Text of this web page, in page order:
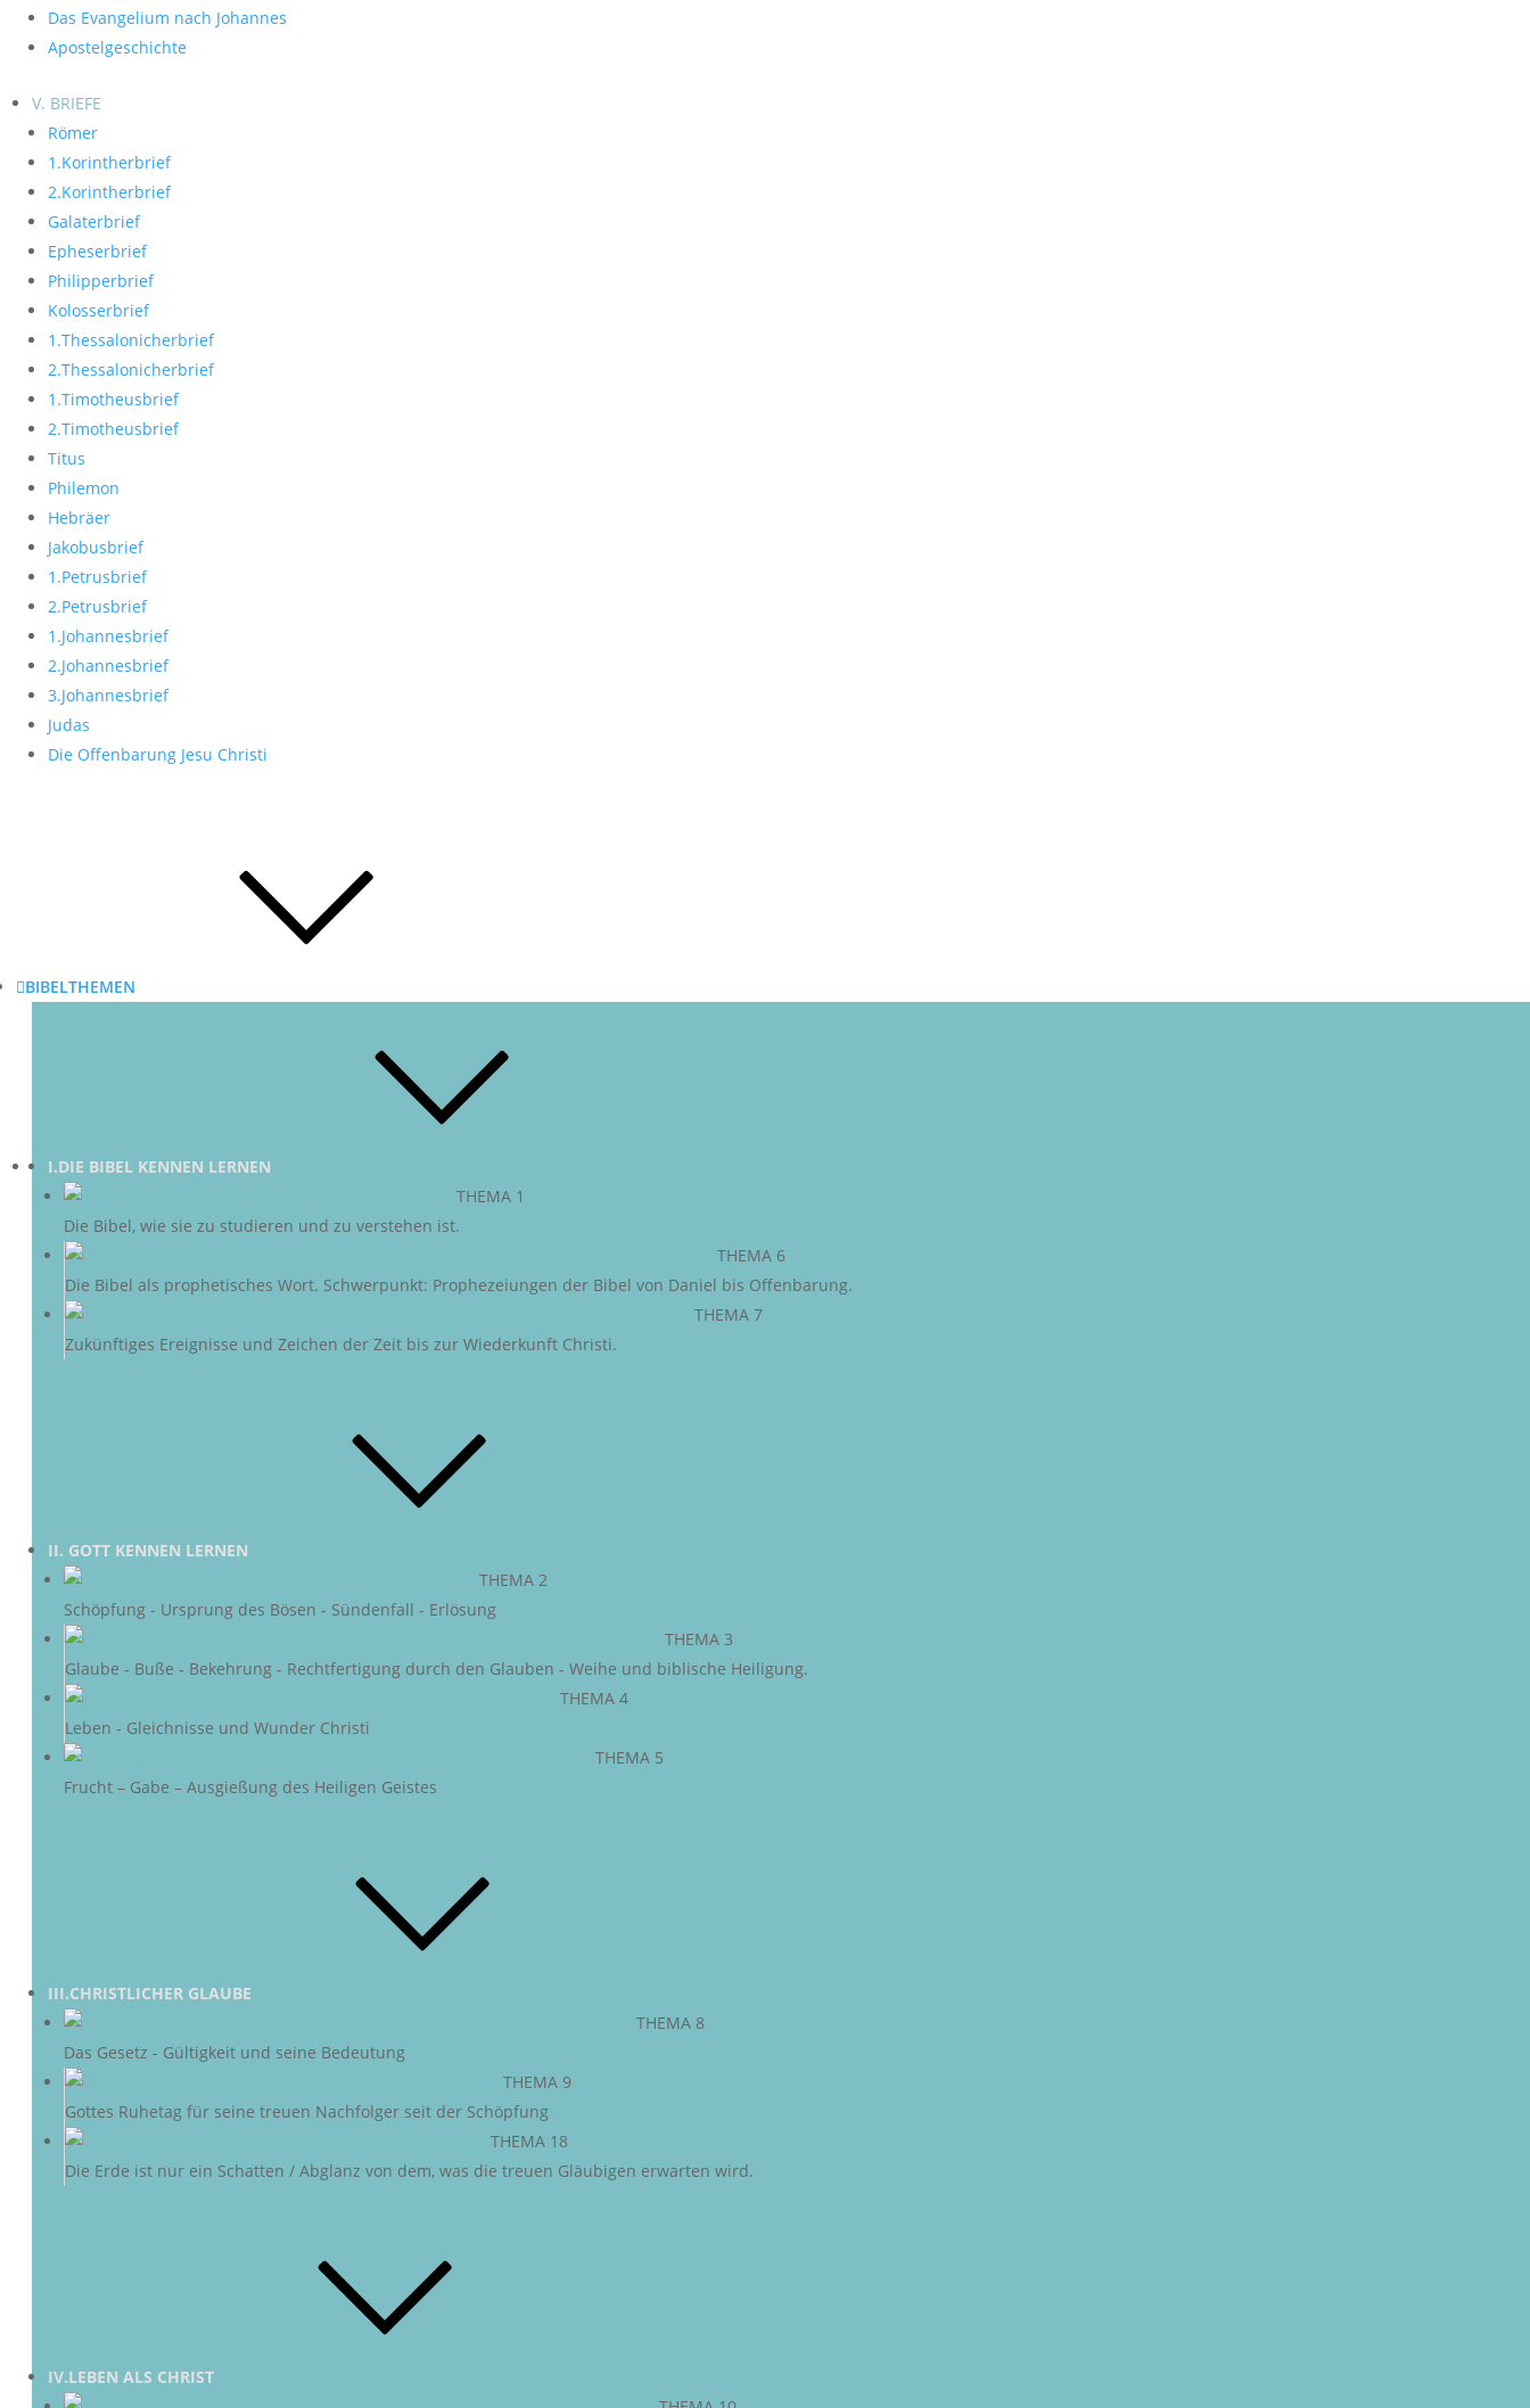
Das Evangelium nach Johannes
Apostelgeschichte
V. BRIEFE
Römer
1.Korintherbrief
2.Korintherbrief
Galaterbrief
Epheserbrief
Philipperbrief
Kolosserbrief
1.Thessalonicherbrief
2.Thessalonicherbrief
1.Timotheusbrief
2.Timotheusbrief
Titus
Philemon
Hebräer
Jakobusbrief
1.Petrusbrief
2.Petrusbrief
1.Johannesbrief
2.Johannesbrief
3.Johannesbrief
Judas
Die Offenbarung Jesu Christi
BIBELTHEMEN
I.DIE BIBEL KENNEN LERNEN
THEMA 1
Die Bibel, wie sie zu studieren und zu verstehen ist.
THEMA 6
Die Bibel als prophetisches Wort. Schwerpunkt: Prophezeiungen der Bibel von Daniel bis Offenbarung.
THEMA 7
Zukünftiges Ereignisse und Zeichen der Zeit bis zur Wiederkunft Christi.
II. GOTT KENNEN LERNEN
THEMA 2
Schöpfung - Ursprung des Bösen - Sündenfall - Erlösung
THEMA 3
Glaube - Buße - Bekehrung - Rechtfertigung durch den Glauben - Weihe und biblische Heiligung.
THEMA 4
Leben - Gleichnisse und Wunder Christi
THEMA 5
Frucht – Gabe – Ausgießung des Heiligen Geistes
III.CHRISTLICHER GLAUBE
THEMA 8
Das Gesetz - Gültigkeit und seine Bedeutung
THEMA 9
Gottes Ruhetag für seine treuen Nachfolger seit der Schöpfung
THEMA 18
Die Erde ist nur ein Schatten / Abglanz von dem, was die treuen Gläubigen erwarten wird.
IV.LEBEN ALS CHRIST